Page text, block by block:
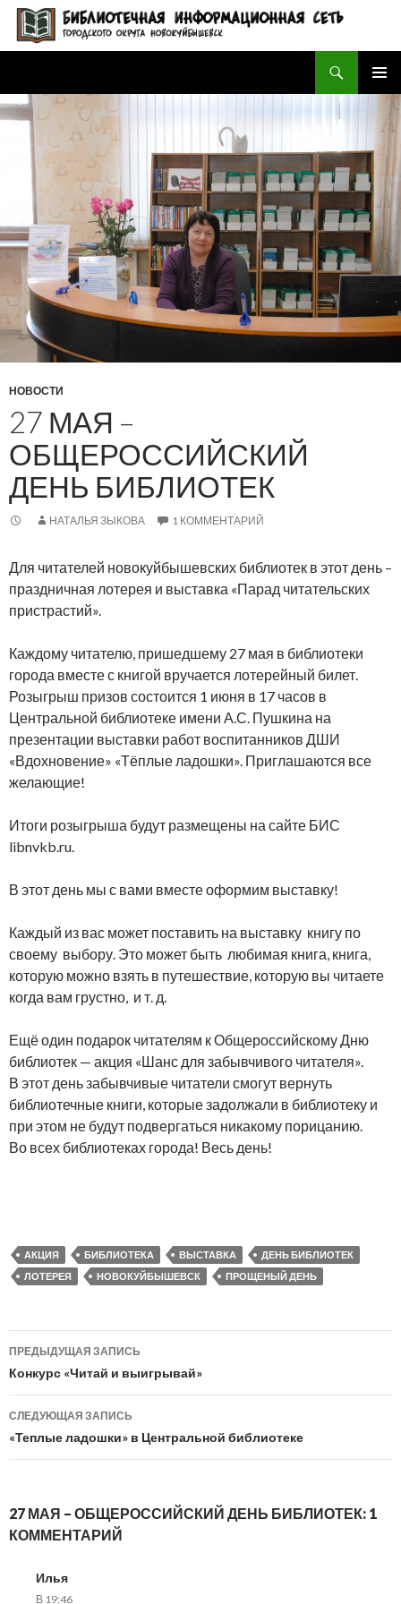
БИБЛИОТЕЧНАЯ ИНФОРМАЦИОННАЯ СЕТЬ городского округа Новокуйбышевск
МЕНЮ
К
СОДЕРЖИМОМУ
НОВОСТИ
27 МАЯ –
ОБЩЕРОССИЙСКИЙ
ДЕНЬ БИБЛИОТЕК
НАТАЛЬЯ ЗЫКОВА 1 КОММЕНТАРИЙ
Для читателей новокуйбышевских библиотек в этот день –
праздничная лотерея и выставка «Парад читательских
пристрастий».
Каждому читателю, пришедшему 27 мая в библиотеки
города вместе с книгой вручается лотерейный билет.
Розыгрыш призов состоится 1 июня в 17 часов в
Центральной библиотеке имени А.С. Пушкина на
презентации выставки работ воспитанников ДШИ
«Вдохновение» «Тёплые ладошки». Приглашаются все
желающие!
Итоги розыгрыша будут размещены на сайте БИС
libnvkb.ru.
В этот день мы с вами вместе оформим выставку!
Каждый из вас может поставить на выставку книгу по
своему выбору. Это может быть любимая книга, книга,
которую можно взять в путешествие, которую вы читаете
когда вам грустно, и т. д.
Ещё один подарок читателям к Общероссийскому Дню
библиотек — акция «Шанс для забывчивого читателя».
В этот день забывчивые читатели смогут вернуть
библиотечные книги, которые задолжали в библиотеку и
при этом не будут подвергаться никакому порицанию.
Во всех библиотеках города! Весь день!
АКЦИЯ БИБЛИОТЕКА ВЫСТАВКА
ДЕНЬ БИБЛИОТЕК
ЛОТЕРЕЯ
НОВОКУЙБЫШЕВСК ПРОЩЕНЫЙ ДЕНЬ
Навигация
по
записям
ПРЕДЫДУЩАЯ ЗАПИСЬ
Конкурс «Читай и выигрывай»
СЛЕДУЮЩАЯ ЗАПИСЬ
«Теплые ладошки» в Центральной библиотеке
27 МАЯ – ОБЩЕРОССИЙСКИЙ ДЕНЬ БИБЛИОТЕК: 1
КОММЕНТАРИЙ
Илья
В 19:46